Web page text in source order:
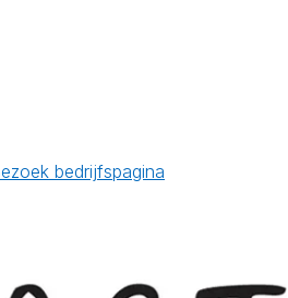
bedrijfspagina